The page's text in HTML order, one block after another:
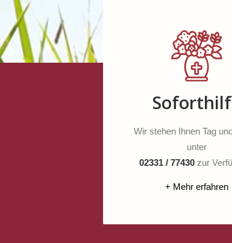
Wir stehen Ihnen Tag
unter
02331 / 77430zur
+ Mehr erfahren